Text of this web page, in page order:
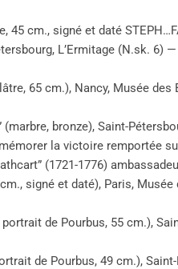
45 cm., signé et daté
L’Ermitage (N.sk. 6) —
65 cm.), Nancy, Musée
bronze), Saint-
la victoire remportée
(1721-1776)
signé et daté), Paris, Musée
de Pourbus, 55 cm.),
de Pourbus, 49 cm.),